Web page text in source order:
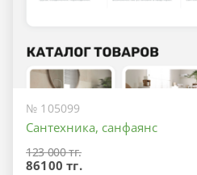
№ 105099
Сантехника, санфаянс
123 000 тг.
86100 тг.